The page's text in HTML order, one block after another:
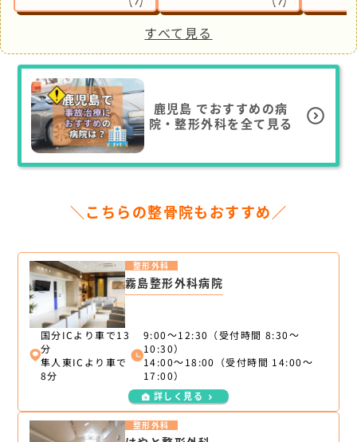
すべて見る
鹿児島 でおすすめの病
院・整形外科を全て見る
＼こちらの整骨院もおすすめ／
霧島整形外科病院
整形外科
国分ICより車で13
分
隼人東ICより車で
8分
9:00～12:30（受付時間 8:30～
10:30）
14:00～18:00（受付時間 14:00～
17:00）
詳しく見る
整形外科